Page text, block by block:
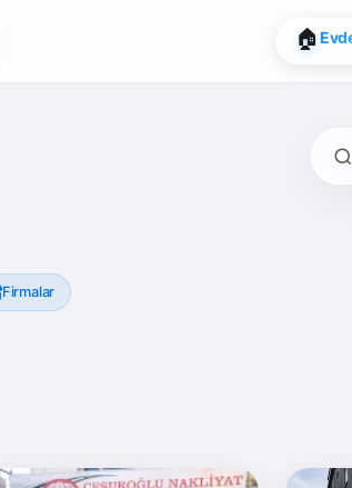
🏠
Firmalar